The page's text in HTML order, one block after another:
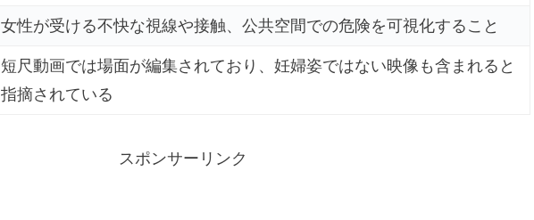
女性が受ける不快な視線や接触、公共空間での危険を可視化すること
短尺動画では場面が編集されており、妊婦姿ではない映像も含まれると
指摘されている
スポンサーリンク